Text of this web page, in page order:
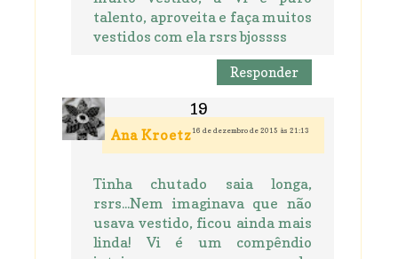
talento, aproveita e faça muitos
vestidos com ela rsrs bjossss
Responder
Ana Kroetz 16 de dezembro de 2015 às 21:13
Tinha chutado saia longa,
rsrs...Nem imaginava que não
usava vestido, ficou ainda mais
linda! Vi é um compêndio